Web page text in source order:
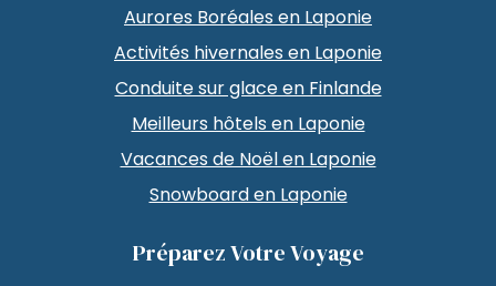
Aurores Boréales en Laponie
Activités hivernales en Laponie
Conduite sur glace en Finlande
Meilleurs hôtels en Laponie
Vacances de Noël en Laponie
Snowboard en Laponie
Préparez Votre Voyage